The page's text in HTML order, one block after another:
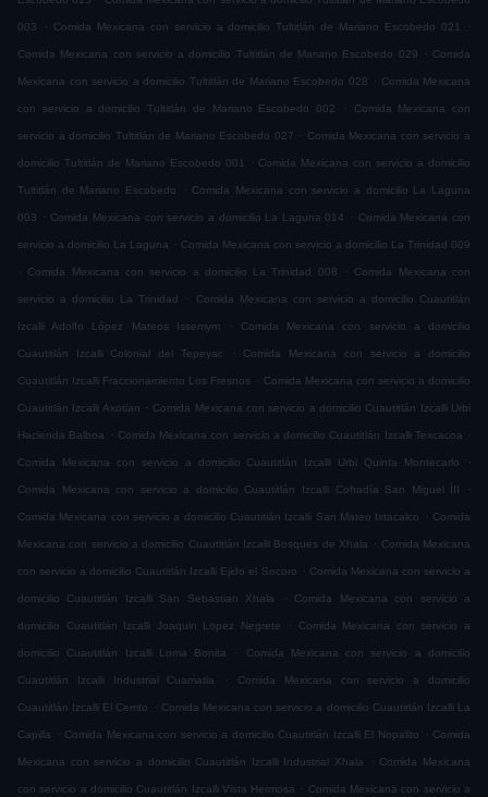
003 . Comida Mexicana con servicio a domicilio Tultitlán de Mariano Escobedo 021 .
Comida Mexicana con servicio a domicilio Tultitlán de Mariano Escobedo 029 . Comida
Mexicana con servicio a domicilio Tultitlán de Mariano Escobedo 028 . Comida Mexicana
con servicio a domicilio Tultitlán de Mariano Escobedo 002 . Comida Mexicana con
servicio a domicilio Tultitlán de Mariano Escobedo 027 . Comida Mexicana con servicio a
domicilio Tultitlán de Mariano Escobedo 001 . Comida Mexicana con servicio a domicilio
Tultitlán de Mariano Escobedo . Comida Mexicana con servicio a domicilio La Laguna
003 . Comida Mexicana con servicio a domicilio La Laguna 014 . Comida Mexicana con
servicio a domicilio La Laguna . Comida Mexicana con servicio a domicilio La Trinidad 009
.
Comida Mexicana con servicio a domicilio La Trinidad 008 . Comida Mexicana con
servicio a domicilio La Trinidad . Comida Mexicana con servicio a domicilio Cuautitlán
Izcalli Adolfo López Mateos Issemym . Comida Mexicana con servicio a domicilio
Cuautitlán Izcalli Colonial del Tepeyac . Comida Mexicana con servicio a domicilio
Cuautitlán Izcalli Fraccionamiento Los Fresnos . Comida Mexicana con servicio a domicilio
Cuautitlán Izcalli Axotlan . Comida Mexicana con servicio a domicilio Cuautitlán Izcalli Urbi
Hacienda Balboa . Comida Mexicana con servicio a domicilio Cuautitlán Izcalli Texcacoa .
Comida Mexicana con servicio a domicilio Cuautitlán Izcalli Urbi Quinta Montecarlo .
Comida Mexicana con servicio a domicilio Cuautitlán Izcalli Cofradía San Miguel ÌII .
Comida Mexicana con servicio a domicilio Cuautitlán Izcalli San Mateo Ixtacalco . Comida
Mexicana con servicio a domicilio Cuautitlán Izcalli Bosques de Xhala . Comida Mexicana
con servicio a domicilio Cuautitlán Izcalli Ejido el Socoro . Comida Mexicana con servicio a
domicilio Cuautitlán Izcalli San Sebastian Xhala . Comida Mexicana con servicio a
domicilio Cuautitlán Izcalli Joaquin Lopez Negrete . Comida Mexicana con servicio a
domicilio Cuautitlán Izcalli Loma Bonita . Comida Mexicana con servicio a domicilio
Cuautitlán Izcalli Industrial Cuamatla . Comida Mexicana con servicio a domicilio
Cuautitlán Izcalli El Cerrito . Comida Mexicana con servicio a domicilio Cuautitlán Izcalli La
Capilla . Comida Mexicana con servicio a domicilio Cuautitlán Izcalli El Nopalito . Comida
Mexicana con servicio a domicilio Cuautitlán Izcalli Industrial Xhala . Comida Mexicana
con servicio a domicilio Cuautitlán Izcalli Vista Hermosa . Comida Mexicana con servicio a